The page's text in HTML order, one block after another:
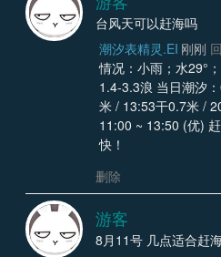
台风天可以赶海吗
潮汐表精灵.EI 刚刚
情况：小雨；水29°
1.4-3.3浪 当日潮汐
米 / 13:53干0.7米 /
11:00 ~ 13:50 (优)
快！
删除
游客
8月11号 几点适合赶